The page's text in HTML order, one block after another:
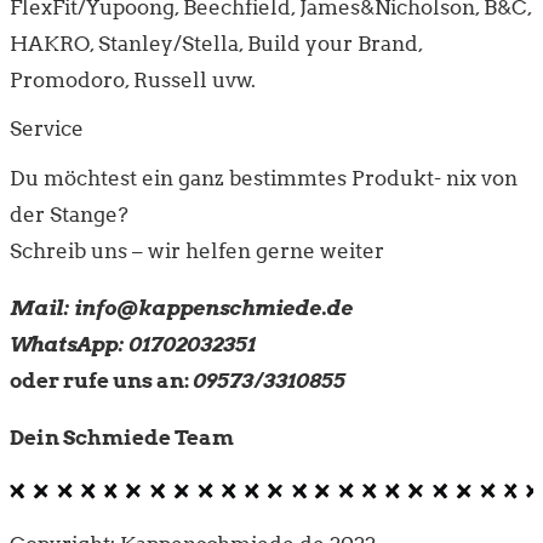
FlexFit/Yupoong, Beechfield, James&Nicholson, B&C,
HAKRO, Stanley/Stella, Build your Brand,
Promodoro, Russell uvw.
Service
Du möchtest ein ganz bestimmtes Produkt- nix von
der Stange?
Schreib uns – wir helfen gerne weiter
Mail: info@kappenschmiede.de
WhatsApp: 01702032351
oder rufe uns an:09573/3310855
Dein Schmiede Team